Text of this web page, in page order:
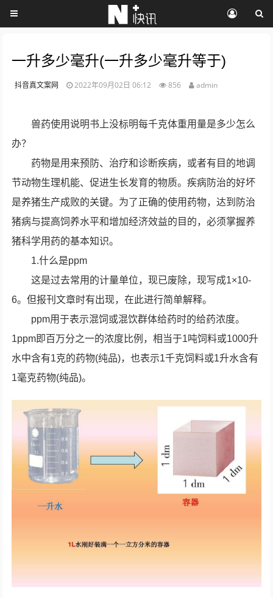
一升多少毫升(一升多少毫升等于)
抖音真文案网 2022年09月02日 06:12 856 admin
兽药使用说明书上没标明每千克体重用量是多少怎么
办？
药物是用来预防、治疗和诊断疾病，或者有目的地调
节动物生理机能、促进生长发育的物质。疾病防治的好坏
是养猪生产成败的关键。为了正确的使用药物，达到防治
猪病与提高饲养水平和增加经济效益的目的，必须掌握养
猪科学用药的基本知识。
1.什么是ppm
这是过去常用的计量单位，现已废除，现写成1×10-
6。但报刊文章时有出现，在此进行简单解释。
ppm用于表示混饲或混饮群体给药时的给药浓度。
1ppm即百万分之一的浓度比例，相当于1吨饲料或1000升
水中含有1克的药物(纯品)，也表示1千克饲料或1升水含有
1毫克药物(纯品)。